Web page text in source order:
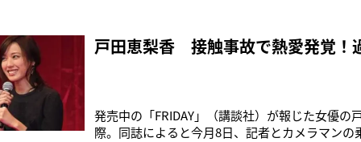
よると、’19年にサンダーソン氏側が提出した
くぶつかり、気を失わせ
戸田恵梨香 接触事故で熱愛発覚！
発売中の「FRIDAY」（講談社）が報じた女優
際。同誌によると今月8日、記者とカメラマン